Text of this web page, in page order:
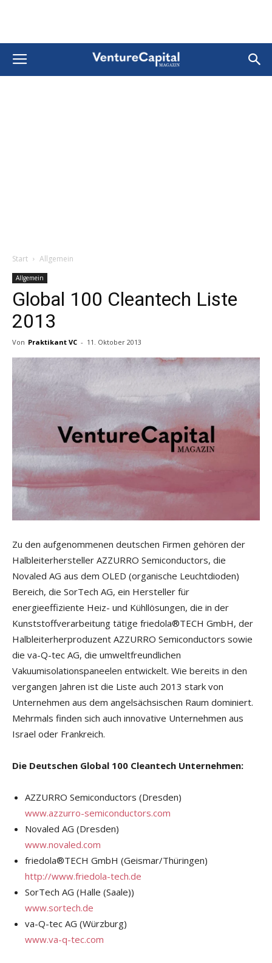
Start Allgemein
Allgemein
Global 100 Cleantech Liste
2013
Von Praktikant VC - 11. Oktober 2013
Zu den aufgenommenen deutschen Firmen gehören der
Halbleiterhersteller AZZURRO Semiconductors, die
Novaled AG aus dem OLED (organische Leuchtdioden)
Bereich, die SorTech AG, ein Hersteller für
energieeffiziente Heiz- und Kühllösungen, die in der
Kunststoffverarbeitung tätige friedola®TECH GmbH, der
Halbleiterherproduzent AZZURRO Semiconductors sowie
die va-Q-tec AG, die umweltfreundlichen
Vakuumisolationspaneelen entwickelt. Wie bereits in den
vergangen Jahren ist die Liste auch 2013 stark von
Unternehmen aus dem angelsächsischen Raum dominiert.
Mehrmals finden sich auch innovative Unternehmen aus
Israel oder Frankreich.
Die Deutschen Global 100 Cleantech Unternehmen:
AZZURRO Semiconductors (Dresden)
www.azzurro-semiconductors.com
Novaled AG (Dresden)
www.novaled.com
friedola®TECH GmbH (Geismar/Thüringen)
http://www.friedola-tech.de
SorTech AG (Halle (Saale))
www.sortech.de
va-Q-tec AG (Würzburg)
www.va-q-tec.com